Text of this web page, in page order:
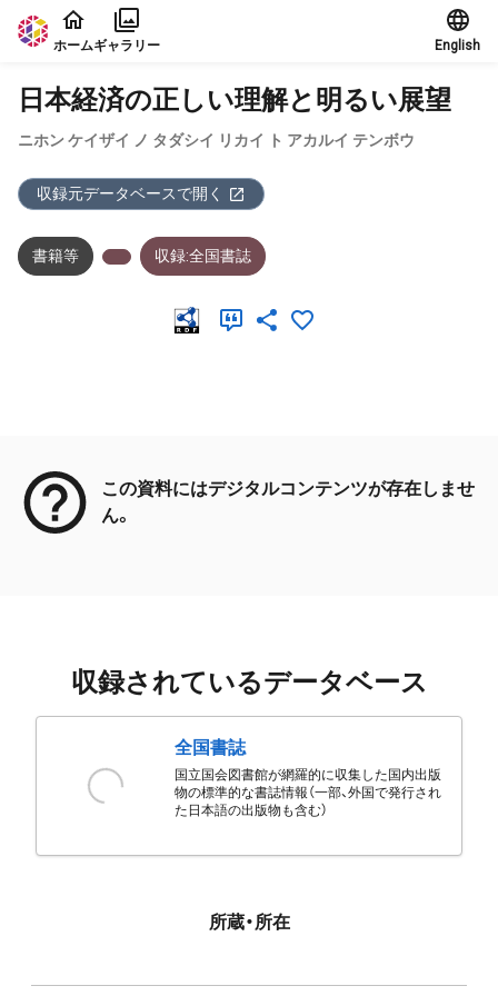
本文に飛ぶ
ホームギャラリー English
日本経済の正しい理解と明るい展望
ニホン ケイザイ ノ タダシイ リカイ ト アカルイ テンボウ
収録元データベースで開く
書籍等 収録:全国書誌
この資料にはデジタルコンテンツが存在しませ
ん。
収録されているデータベース
全国書誌
国立国会図書館が網羅的に収集した国内出版
物の標準的な書誌情報（一部、外国で発行され
た日本語の出版物も含む）
所蔵・所在